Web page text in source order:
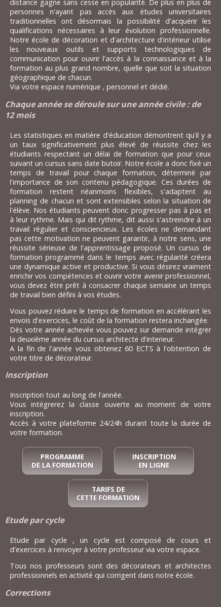
distance gagne sans cesse en popularité. De plus en plus de
personnes n'ayant pas accès aux études universitaires
traditionnelles ont désormais la possibilité d'acquérir les
qualifications nécessaires à leur évolution professionnelle.
Notre école de décoration et d'architecture d'intérieur utilise
les nouveaux outils et supports technologiques de
communication pour ouvrir l'accès à la connaissance et à la
formation au plus grand nombre, quelle que soit la situation
géographique de chacun.
Via votre espace numérique , personnel et dédié.
Chaque année se déroule sur une année civile : de
12 mois
Les statistiques en matière d'éducation démontrent qu'il y a
un taux significativement plus élevé de réussite chez les
étudiants respectant un délai de formation que pour ceux
suivant un cursus sans date butoir. Notre école a donc fixé un
temps de travail pour chaque formation, déterminé par
l'importance de son contenu pédagogique. Ces durées de
formation restent néanmoins flexibles, s'adaptent au
planning de chacun et sont extensibles selon la situation de
l'élève. Nos étudiants peuvent donc progresser pas à pas et
à leur rythme. Mais qui dit rythme, dit aussi s'astreindre à un
travail régulier et consciencieux. Les écoles ne demandant
pas cette motivation ne peuvent garantir, à notre sens, une
réussite sérieuse de l'apprentissage proposé. Un cursus de
formation programmé dans le temps avec régularité créera
une dynamique active et productive. Si vous désirez vraiment
enrichir vos compétences et ouvrir votre avenir professionnel,
vous devez être prêt à consacrer chaque semaine un temps
de travail bien défini à vos études.
Vous pouvez réduire le temps de formation en accélérant les
envois d'exercices, le coût de la formation restera inchangée.
Dès votre année achevée vous pouvez sur demande intégrer
la deuxième année du cursus architecte d'interieur.
A la fin de l'année vous obtenez 60 ECTS à l'obtention de
votre titre de décorateur.
Inscription
Inscription tout au long de l'année.
Vous intégrerez la classe ouverte au moment de votre
inscription.
Accès à votre plateforme 24/24h durant toute la durée de
votre formation.
PROGRAMME
DE LA FORMATION
INSCRIPTION
EN LIGNE
TARIFS DE
CETTE FORMATION
Etude par cycle
Etude par cycle , un cycle est composé de cours et
d'exercices à renvoyer à votre professeur via votre espace.
Tous nos professeurs sont des décorateurs et architectes
professionnels en activité qui corrigent dans notre école.
Corrections